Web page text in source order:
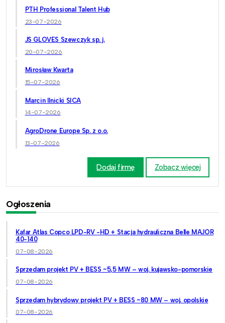
PTH Professional Talent Hub
23-07-2026
JS GLOVES Szewczyk sp. j.
20-07-2026
Mirosław Kwarta
15-07-2026
Marcin Ilnicki SICA
14-07-2026
AgroDrone Europe Sp. z o.o.
13-07-2026
Dodaj firmę Zobacz więcej
Ogłoszenia
Kafar Atlas Copco LPD-RV -HD + Stacja hydrauliczna Belle MAJOR
40-140
07-08-2026
Sprzedam projekt PV + BESS ~5,5 MW – woj. kujawsko-pomorskie
07-08-2026
Sprzedam hybrydowy projekt PV + BESS ~80 MW – woj. opolskie
07-08-2026